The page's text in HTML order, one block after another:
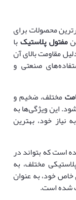
محصولات برای
مفتول پلاستیکبا
مقاومت بالای آن
صنعتی و
مختلف، ضخیم و
این ویژگی‌ها به
نیاز خود، بهترین
است که بتواند در
مختلف، به
خود، به عنوان
شده است.